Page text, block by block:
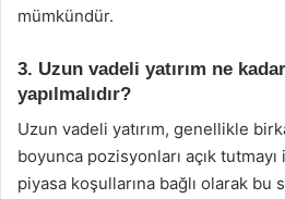
mümkündür.
3. Uzun vadeli yatırım ne
yapılmalıdır?
Uzun vadeli yatırım, genellikle
boyunca pozisyonları açık tutmayı
piyasa koşullarına bağlı olarak